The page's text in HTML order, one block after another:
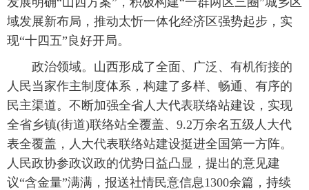
域发展新布局，推动太忻一体化经济区强势起步，实
现“十四五”良好开局。
政治领域。山西形成了全面、广泛、有机衔接的
人民当家作主制度体系，构建了多样、畅通、有序的
民主渠道。不断加强全省人大代表联络站建设，实现
全省乡镇(街道)联络站全覆盖、9.2万余名五级人大代
表全覆盖，人大代表联络站建设挺进全国第一方阵。
人民政协参政议政的优势日益凸显，提出的意见建
议“含金量”满满，报送社情民意信息1300余篇，持续